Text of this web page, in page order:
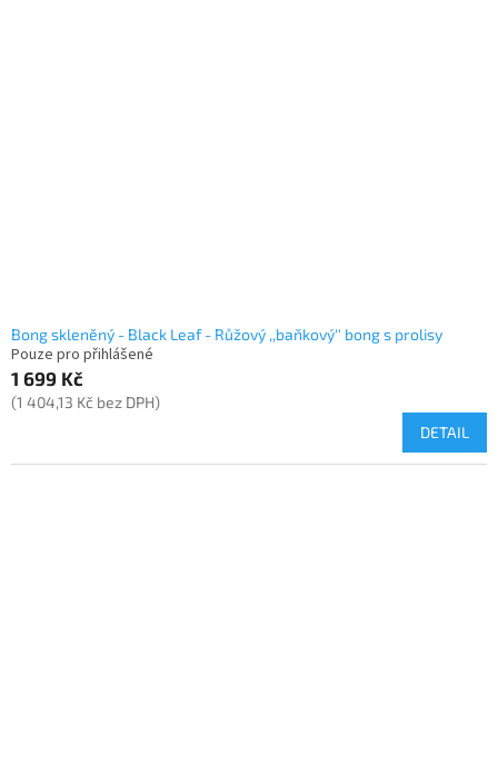
Bong skleněný - Black Leaf - Růžový ,,baňkový'' bong s prolisy
Pouze pro přihlášené
1 699 Kč
(1 404,13 Kč bez DPH)
DETAIL